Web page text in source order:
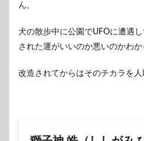
ん。
犬の散歩中に公園でUFOに遭遇
された運がいいのか悪いのかわか
改造されてからはそのチカラを人